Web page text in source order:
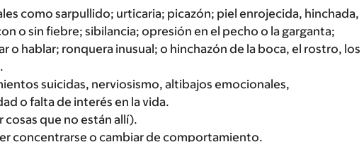
como sarpullido; urticaria; picazón; piel enrojecida, hinchada,
o sin fiebre; sibilancia; opresión en el pecho o la garganta;
o hablar; ronquera inusual; o hinchazón de la boca, el rostro, los
suicidas, nerviosismo, altibajos emocionales,
o falta de interés en la vida.
que no están allí).
concentrarse o cambiar de comportamiento.